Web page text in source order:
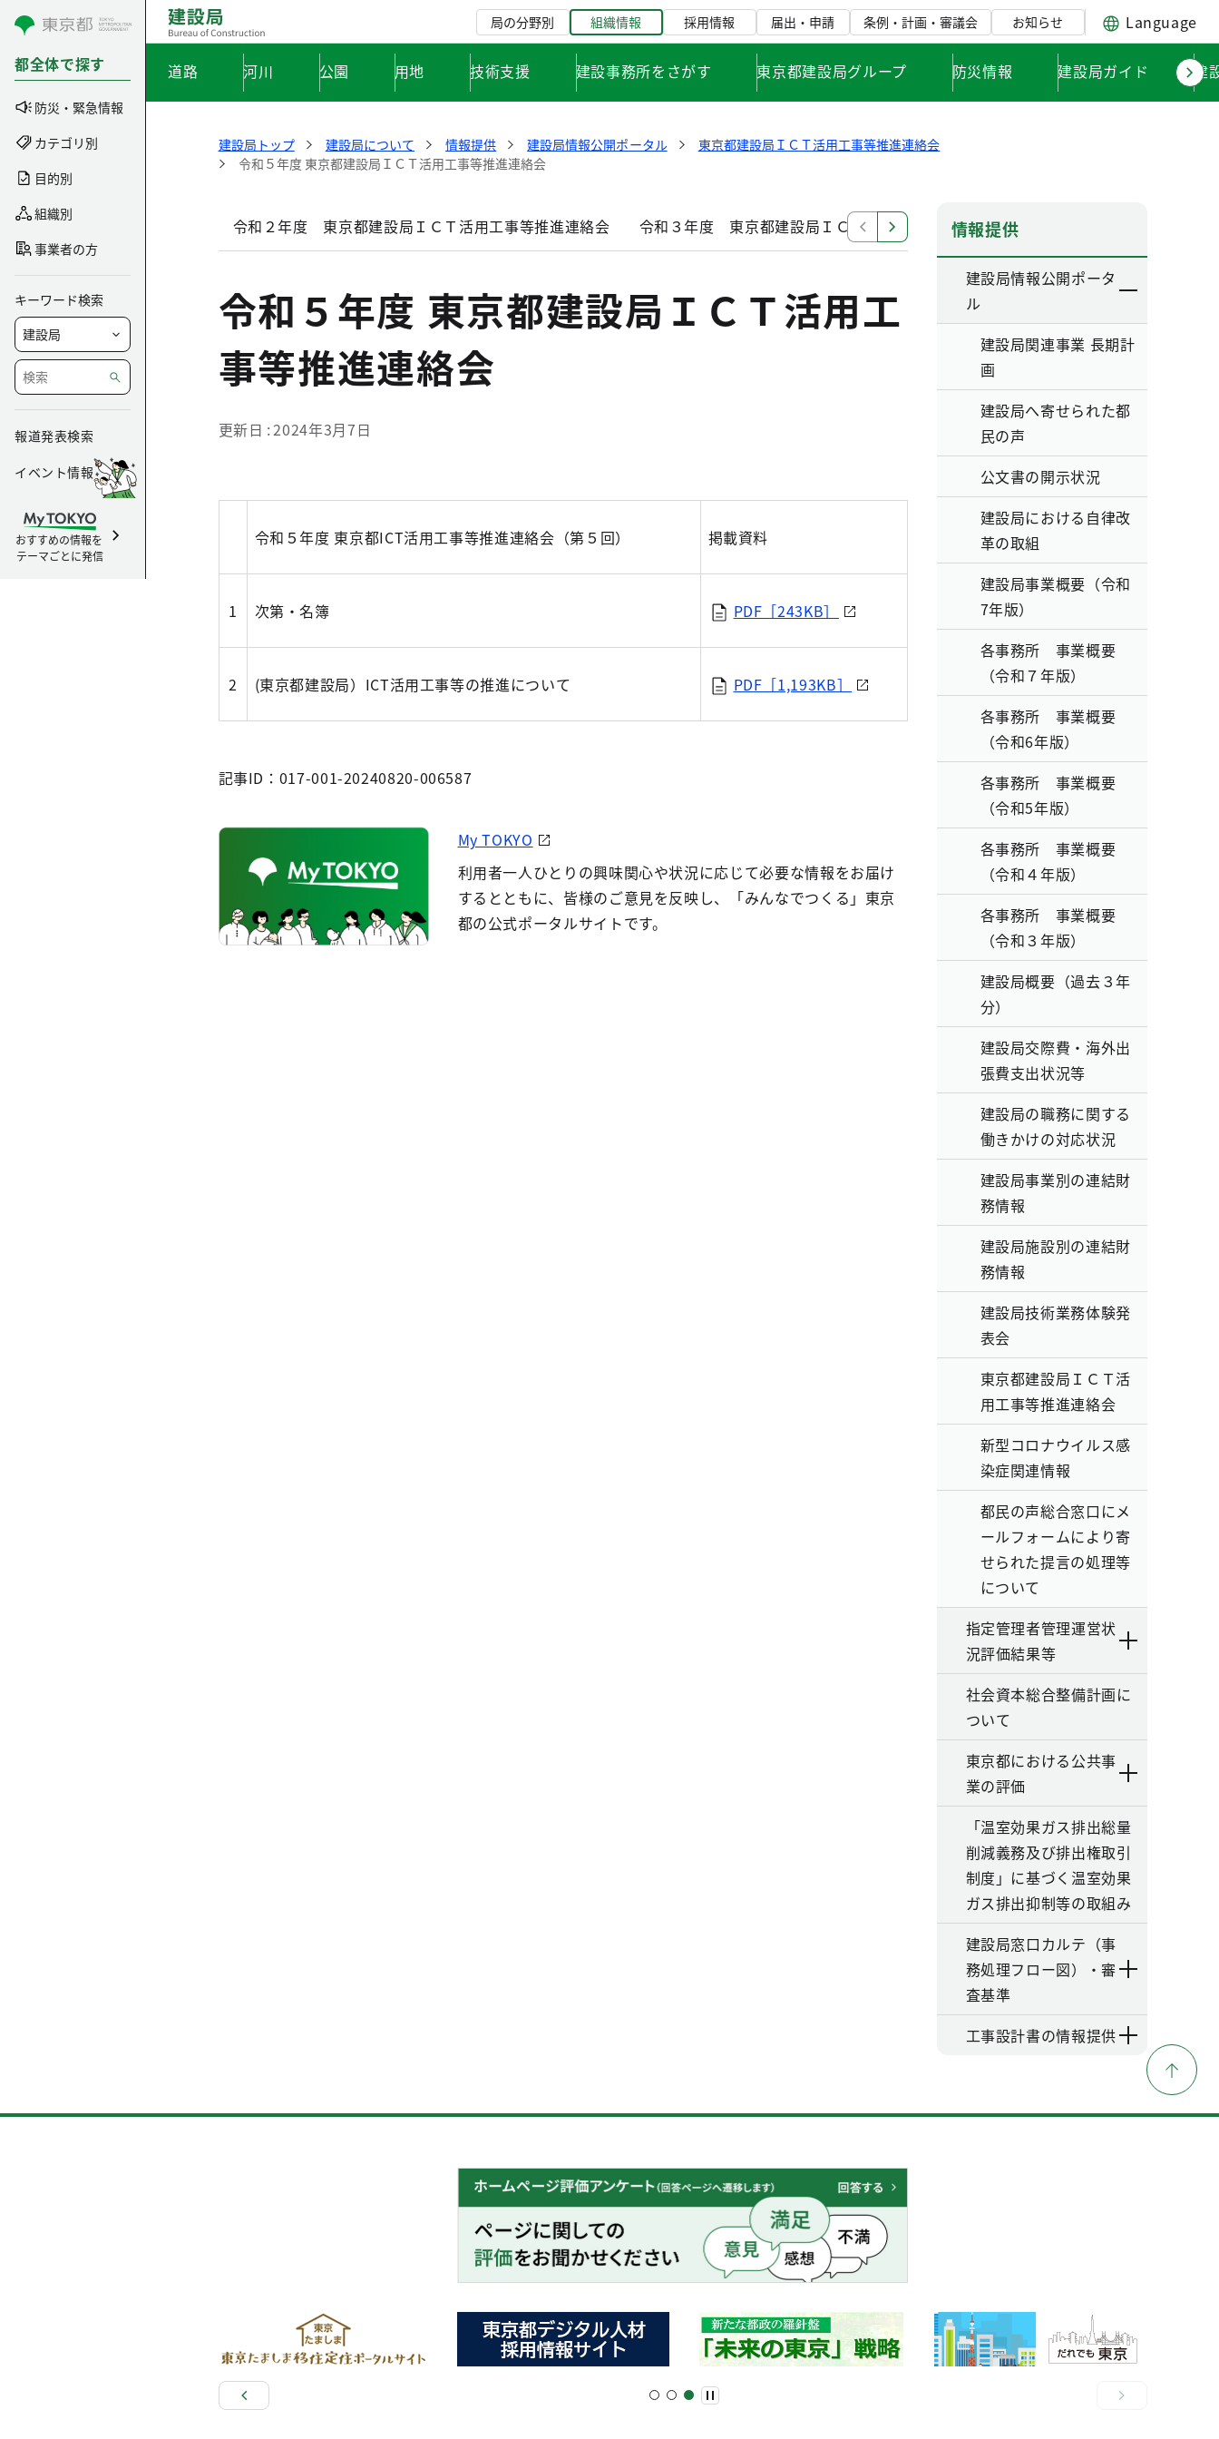
コンテンツにスキップ
都全体で探す
防災・緊急情報
カテゴリ別
目的別
組織別
事業者の方
キーワード検索
報道発表検索
イベント情報
おすすめの情報を
テーマごとに発信
局の分野別 組織情報 採用情報 届出・申請 条例・計画・審議会 お知らせ Language
道路 河川 公園 用地 技術支援 建設事務所をさがす 東京都建設局グループ 防災情報 建設局ガイド 建
建設局トップ 建設局について 情報提供 建設局情報公開ポータル
東京都建設局ＩＣＴ活用工事等推進連絡会
令和５年度 東京都建設局ＩＣＴ活用工事等推進連絡会
令和２年度 東京都建設局ＩＣＴ活用工事等推進連絡会 令和３年度 東京都建設局ＩＣＴ活用工事等推進連絡会
令和５年度 東京都建設局ＩＣＴ活用工
事等推進連絡会
更新日 2024年3月7日
令和５年度 東京都ICT活用工事等推進連絡会（第５回） 掲載資料
1 次第・名簿 PDF［243KB］
2 (東京都建設局）ICT活用工事等の推進について PDF［1,193KB］
記事ID：017-001-20240820-006587
My TOKYO
利用者一人ひとりの興味関心や状況に応じて必要な情報をお届け
するとともに、皆様のご意見を反映し、「みんなでつくる」東京
都の公式ポータルサイトです。
情報提供
建設局情報公開ポータ
ル
建設局関連事業 長期計
画
建設局へ寄せられた都
民の声
公文書の開示状況
建設局における自律改
革の取組
建設局事業概要（令和
7年版）
各事務所 事業概要
（令和７年版）
各事務所 事業概要
（令和6年版）
各事務所 事業概要
（令和5年版）
各事務所 事業概要
（令和４年版）
各事務所 事業概要
（令和３年版）
建設局概要（過去３年
分）
建設局交際費・海外出
張費支出状況等
建設局の職務に関する
働きかけの対応状況
建設局事業別の連結財
務情報
建設局施設別の連結財
務情報
建設局技術業務体験発
表会
東京都建設局ＩＣＴ活
用工事等推進連絡会
新型コロナウイルス感
染症関連情報
都民の声総合窓口にメ
ールフォームにより寄
せられた提言の処理等
について
指定管理者管理運営状
況評価結果等
社会資本総合整備計画に
ついて
東京都における公共事
業の評価
「温室効果ガス排出総量
削減義務及び排出権取引
制度」に基づく温室効果
ガス排出抑制等の取組み
建設局窓口カルテ（事
務処理フロー図）・審
査基準
工事設計書の情報提供